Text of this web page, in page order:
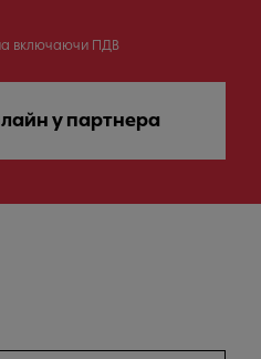
включаючи ПДВ
у партнера